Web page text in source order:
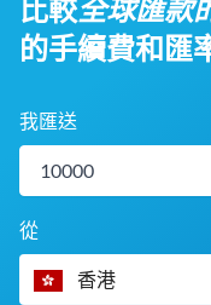
比較全球匯款
的手續費和匯
我匯送
從
香港